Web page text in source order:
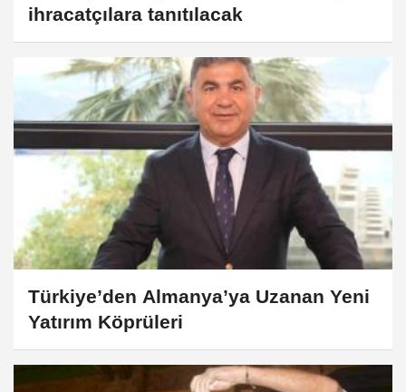
ihracatçılara tanıtılacak
Türkiye’den Almanya’ya Uzanan Yeni
Yatırım Köprüleri